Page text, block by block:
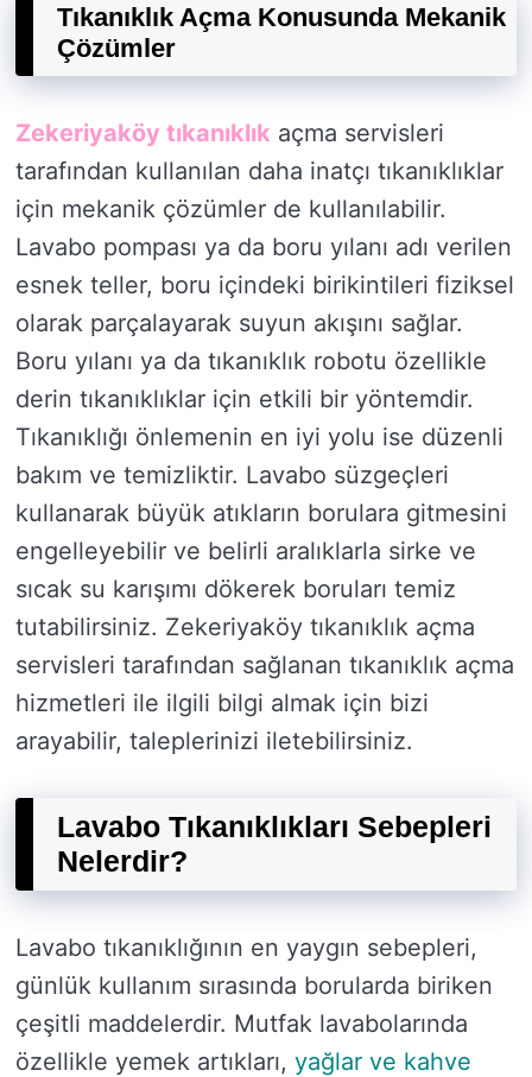
Tıkanıklık Açma Konusunda Mekanik
Çözümler
Zekeriyaköy tıkanıklık açma servisleri
tarafından kullanılan daha inatçı tıkanıklıklar
için mekanik çözümler de kullanılabilir.
Lavabo pompası ya da boru yılanı adı verilen
esnek teller, boru içindeki birikintileri fiziksel
olarak parçalayarak suyun akışını sağlar.
Boru yılanı ya da tıkanıklık robotu özellikle
derin tıkanıklıklar için etkili bir yöntemdir.
Tıkanıklığı önlemenin en iyi yolu ise düzenli
bakım ve temizliktir. Lavabo süzgeçleri
kullanarak büyük atıkların borulara gitmesini
engelleyebilir ve belirli aralıklarla sirke ve
sıcak su karışımı dökerek boruları temiz
tutabilirsiniz. Zekeriyaköy tıkanıklık açma
servisleri tarafından sağlanan tıkanıklık açma
hizmetleri ile ilgili bilgi almak için bizi
arayabilir, taleplerinizi iletebilirsiniz.
Lavabo Tıkanıklıkları Sebepleri
Nelerdir?
Lavabo tıkanıklığının en yaygın sebepleri,
günlük kullanım sırasında borularda biriken
çeşitli maddelerdir. Mutfak lavabolarında
özellikle yemek artıkları, yağlar ve kahve